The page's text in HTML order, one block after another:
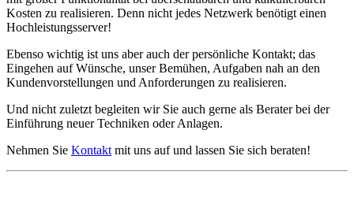
Kosten zu realisieren. Denn nicht jedes Netzwerk benötigt einen
Hochleistungsserver!
Ebenso wichtig ist uns aber auch der persönliche Kontakt; das
Eingehen auf Wünsche, unser Bemühen, Aufgaben nah an den
Kundenvorstellungen und Anforderungen zu realisieren.
Und nicht zuletzt begleiten wir Sie auch gerne als Berater bei der
Einführung neuer Techniken oder Anlagen.
Nehmen Sie Kontakt mit uns auf und lassen Sie sich beraten!